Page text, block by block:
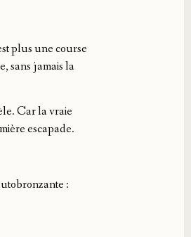
plus une course
sans jamais la
Car la vraie
escapade.
: